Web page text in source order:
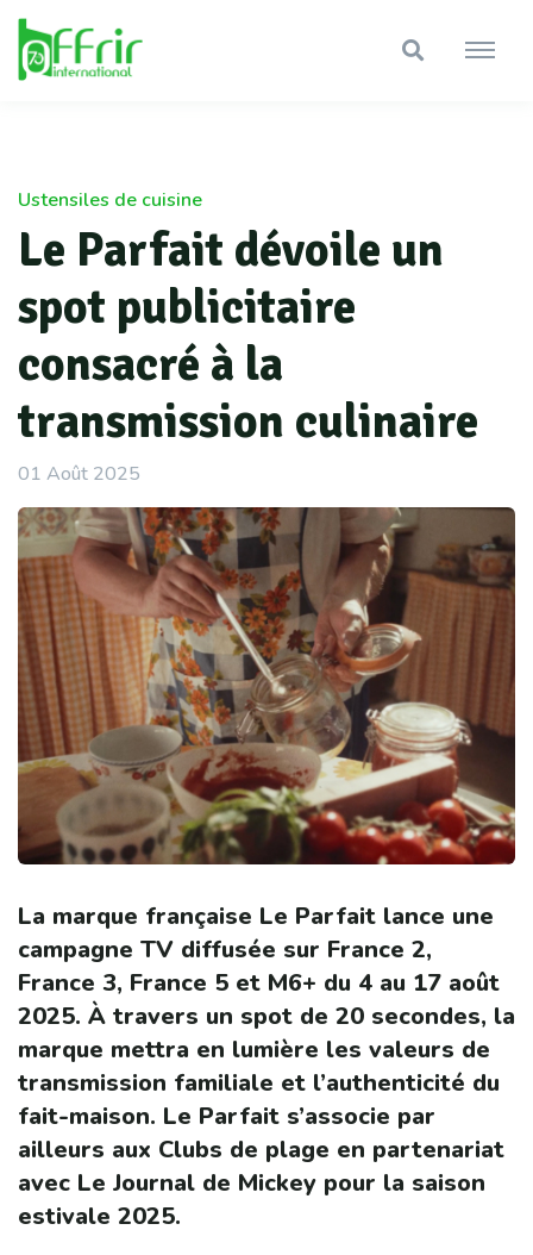
Ustensiles de cuisine
Le Parfait dévoile un
spot publicitaire
consacré à la
transmission culinaire
01 Août 2025
La marque française Le Parfait lance une
campagne TV diffusée sur France 2,
France 3, France 5 et M6+ du 4 au 17 août
2025. À travers un spot de 20 secondes, la
marque mettra en lumière les valeurs de
transmission familiale et l’authenticité du
fait-maison. Le Parfait s’associe par
ailleurs aux Clubs de plage en partenariat
avec Le Journal de Mickey pour la saison
estivale 2025.